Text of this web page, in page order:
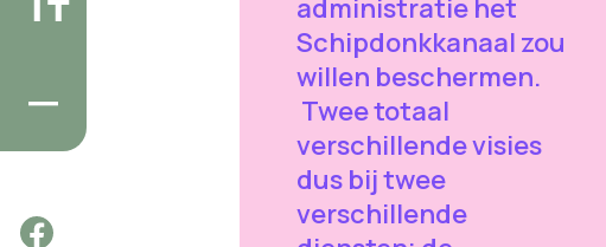
administratie het
Schipdonkkanaal zou
willen beschermen.
Twee totaal
verschillende visies
dus bij twee
verschillende